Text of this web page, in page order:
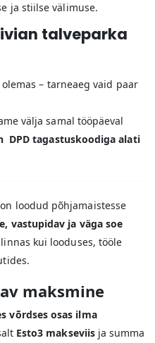
ja stiilse välimuse.
talveparka
– tarneaeg vaid paar
välja samal tööpäeval
DPD tagastuskoodiga alati
on loodud põhjamaistesse
vastupidav ja väga soe
kui looduses, tööle
maksmine
võrdses osas ilma
Esto3 makseviisja summa